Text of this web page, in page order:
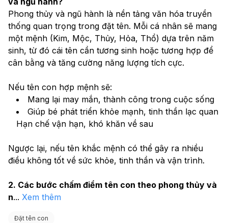
Phong thủy và ngũ hành là nền tảng văn hóa truyền
thống quan trọng trong đặt tên. Mỗi cá nhân sẽ mang
một mệnh (Kim, Mộc, Thủy, Hỏa, Thổ) dựa trên năm
sinh, từ đó cái tên cần tương sinh hoặc tương hợp để
cân bằng và tăng cường năng lượng tích cực.
Nếu tên con hợp mệnh sẽ:
Mang lại may mắn, thành công trong cuộc sống
Giúp bé phát triển khỏe mạnh, tinh thần lạc quan
Hạn chế vận hạn, khó khăn về sau
Ngược lại, nếu tên khắc mệnh có thể gây ra nhiều
điều không tốt về sức khỏe, tinh thần và vận trình.
2. Các bước chấm điểm tên con theo phong thủy và
n... Xem thêm
Đặt tên con